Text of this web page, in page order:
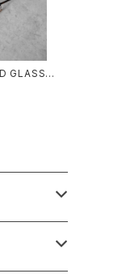
GLASSE
レザー
ー